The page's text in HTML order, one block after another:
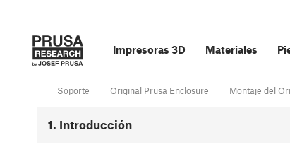
Impresoras 3D Materiales
Soporte Original Prusa Enclosure Montaje del
1. Introducción